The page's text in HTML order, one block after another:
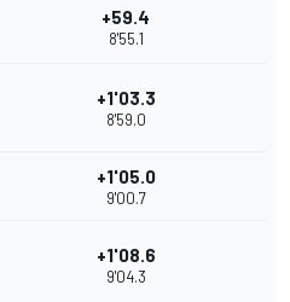
+59.4
8'55.1
+1'03.3
8'59.0
+1'05.0
9'00.7
+1'08.6
9'04.3